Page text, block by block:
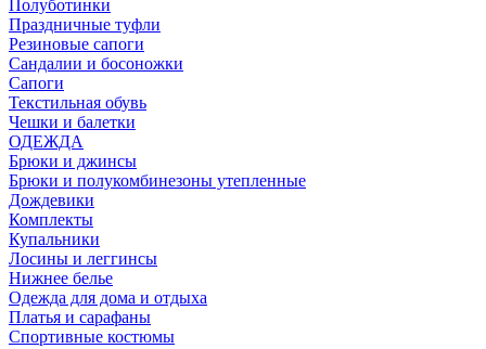
Полуботинки
Праздничные туфли
Резиновые сапоги
Сандалии и босоножки
Сапоги
Текстильная обувь
Чешки и балетки
ОДЕЖДА
Брюки и джинсы
Брюки и полукомбинезоны утепленные
Дождевики
Комплекты
Купальники
Лосины и леггинсы
Нижнее белье
Одежда для дома и отдыха
Платья и сарафаны
Спортивные костюмы